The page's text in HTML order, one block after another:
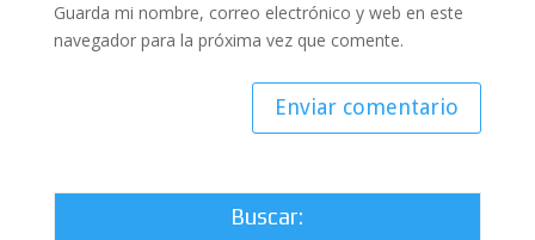
Guarda mi nombre, correo electrónico y web en este
navegador para la próxima vez que comente.
Buscar: